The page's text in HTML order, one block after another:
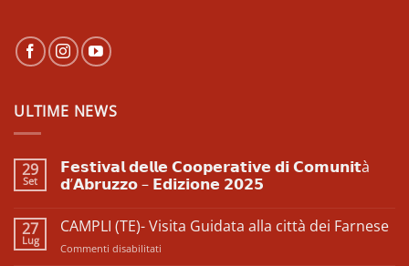
ULTIME NEWS
29
Set
𝗙𝗲𝘀𝘁𝗶𝘃𝗮𝗹 𝗱𝗲𝗹𝗹𝗲 𝗖𝗼𝗼𝗽𝗲𝗿𝗮𝘁𝗶𝘃𝗲 𝗱𝗶 𝗖𝗼𝗺𝘂𝗻𝗶𝘁à
𝗱’𝗔𝗯𝗿𝘂𝘇𝘇𝗼 – 𝗘𝗱𝗶𝘇𝗶𝗼𝗻𝗲 𝟮𝟬𝟮𝟱
su
𝗱𝗲𝗹𝗹𝗲
27
Lug
CAMPLI (TE)- Visita Guidata alla città dei Farnese
Commenti disabilitati